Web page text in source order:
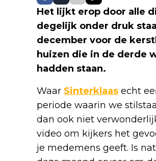
Het lijkt erop door alle
degelijk onder druk
december voor de
huizen die in de derde
hadden staan.
Waar Sinterklaas echt
periode waarin we
dan ook niet
video om kijkers het
je medemens geeft. Is